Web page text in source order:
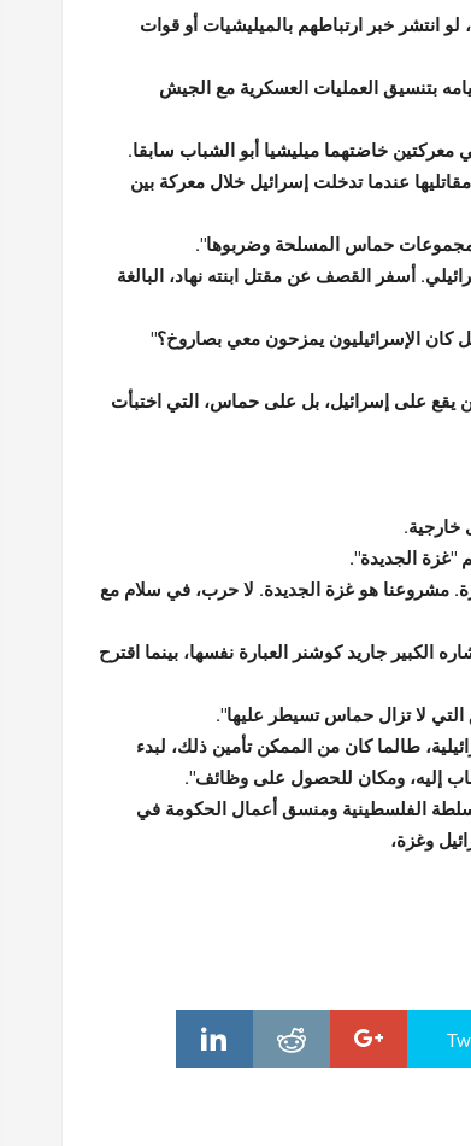
انتشر خبر ارتباطهم بالميليشيات أو قوات
بتنسيق العمليات العسكرية مع الجيش
خاضتهما ميليشيا أبو الشباب سابقا.
عندما تدخلت إسرائيل خلال معركة بين
مجموعات حماس المسلحة وضربوها".
أسفر القصف عن مقتل ابنته نهاد، البالغة
كان الإسرائيليون يمزحون معي بصاروخ؟"
يقع على إسرائيل، بل على حماس، التي اختبأت
خارجية.
الجديدة".
مشروعنا هو غزة الجديدة. لا حرب، في سلام مع
جاريد كوشنر العبارة نفسها، بينما اقترح
التي لا تزال حماس تسيطر عليها".
طالما كان من الممكن تأمين ذلك، لبدء
إليه، ومكان للحصول على وظائف".
الفلسطينية ومنسق أعمال الحكومة في
وغزة،